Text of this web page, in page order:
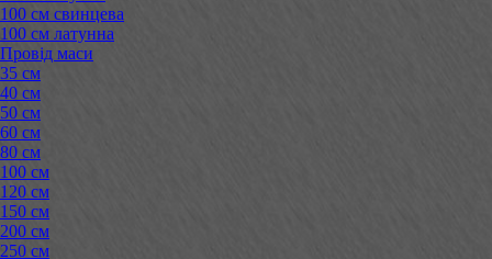
100 см свинцева
100 см латунна
Провід маси
35 см
40 см
50 см
60 см
80 см
100 см
120 см
150 см
200 см
250 см